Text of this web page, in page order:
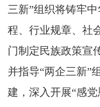
三新”组织将铸牢
程、行业规章、社
门制定民族政策宣
并指导“两企三新”
建，深入开展“感